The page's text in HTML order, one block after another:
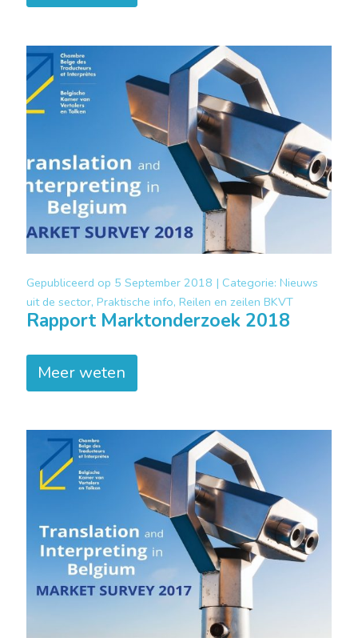
Gepubliceerd op 5 September 2018 | Categorie: Nieuws
uit de sector, Praktische info, Reilen en zeilen BKVT
Rapport Marktonderzoek 2018
Meer weten